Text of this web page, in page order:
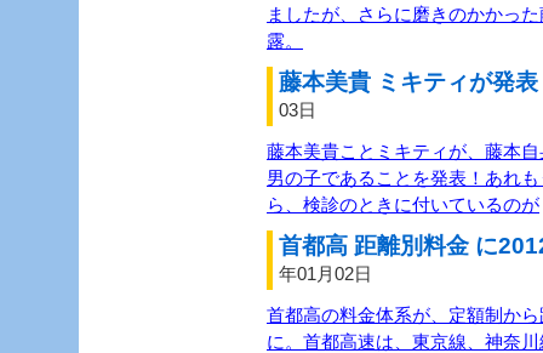
ましたが、さらに磨きのかかっ
露。
藤本美貴 ミキティが発
03日
藤本美貴ことミキティが、藤本
男の子であることを発表！あれ
ら、検診のときに付いているのが
首都高 距離別料金 に
年01月02日
首都高の料金体系が、定額制か
に。首都高速は、東京線、神奈